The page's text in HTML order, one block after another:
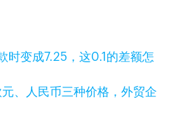
时变成7.25，这0.1的差额怎
、人民币三种价格，外贸企